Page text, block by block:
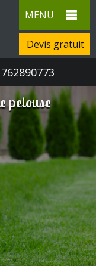
MENU
Devis gratuit
pelouse